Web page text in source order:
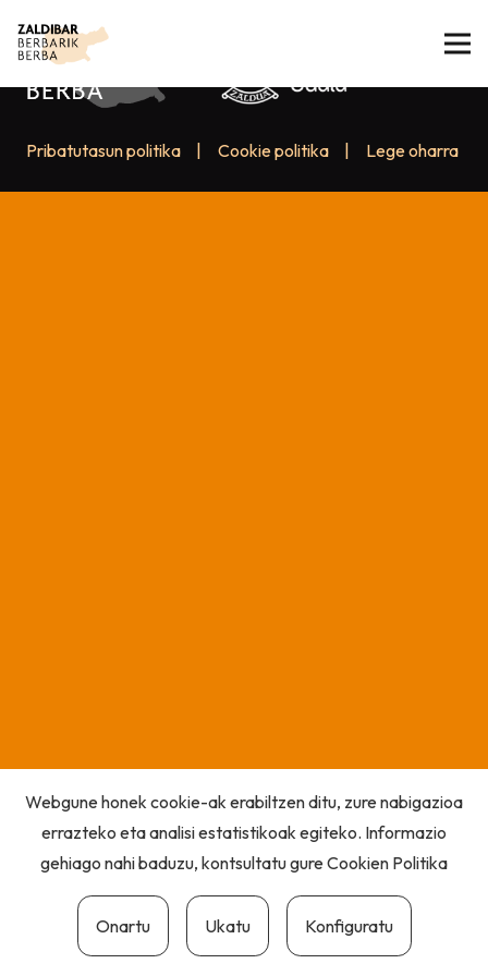
Pribatutasun politika Cookie politika Lege oharra
Webgune honek cookie-ak erabiltzen ditu, zure nabigazioa
errazteko eta analisi estatistikoak egiteko. Informazio
gehiago nahi baduzu, kontsultatu gureCookien Politika
Onartu Ukatu Konfiguratu